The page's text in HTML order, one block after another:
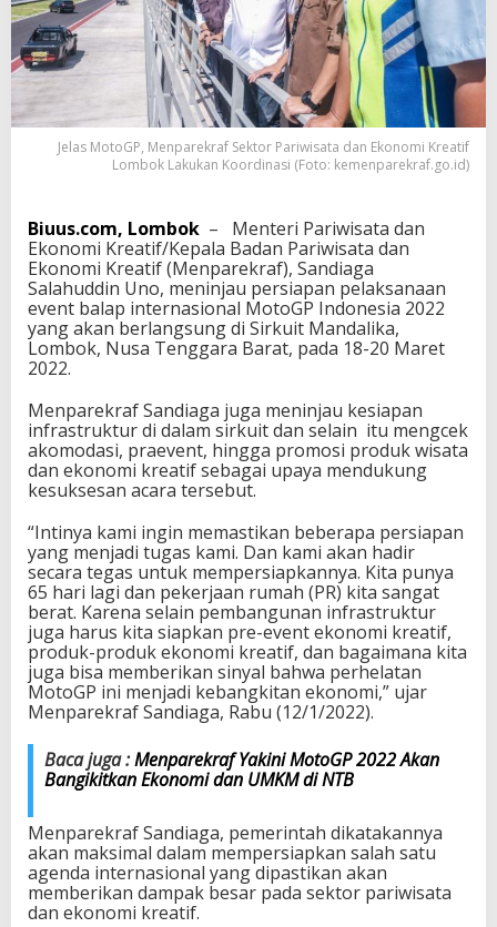
e
k
r
a
f
S
e
k
t
P
a
r
i
w
i
s
a
d
a
n
E
o
n
o
m
i
K
r
e
a
t
L
o
b
o
k
L
a
Jelas MotoGP, Menparekraf Sektor Pariwisata dan Ekonomi Kreatif
Lombok Lakukan Koordinasi (Foto: kemenparekraf.go.id)
Biuus.com, Lombok – Menteri Pariwisata dan
Ekonomi Kreatif/Kepala Badan Pariwisata dan
Ekonomi Kreatif (Menparekraf), Sandiaga
Salahuddin Uno, meninjau persiapan pelaksanaan
event balap internasional MotoGP Indonesia 2022
yang akan berlangsung di Sirkuit Mandalika,
Lombok, Nusa Tenggara Barat, pada 18-20 Maret
2022.
Menparekraf Sandiaga juga meninjau kesiapan
infrastruktur di dalam sirkuit dan selain itu mengcek
akomodasi, praevent, hingga promosi produk wisata
dan ekonomi kreatif sebagai upaya mendukung
kesuksesan acara tersebut.
“Intinya kami ingin memastikan beberapa persiapan
yang menjadi tugas kami. Dan kami akan hadir
secara tegas untuk mempersiapkannya. Kita punya
65 hari lagi dan pekerjaan rumah (PR) kita sangat
berat. Karena selain pembangunan infrastruktur
juga harus kita siapkan pre-event ekonomi kreatif,
produk-produk ekonomi kreatif, dan bagaimana kita
juga bisa memberikan sinyal bahwa perhelatan
MotoGP ini menjadi kebangkitan ekonomi,” ujar
Menparekraf Sandiaga, Rabu (12/1/2022).
Baca juga :Menparekraf Yakini MotoGP 2022 Akan
Bangikitkan Ekonomi dan UMKM di NTB
Menparekraf Sandiaga, pemerintah dikatakannya
akan maksimal dalam mempersiapkan salah satu
agenda internasional yang dipastikan akan
memberikan dampak besar pada sektor pariwisata
dan ekonomi kreatif.